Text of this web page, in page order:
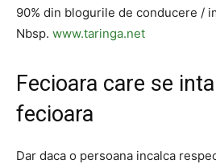
90% din blogurile de conducere /
Nbsp. www.taringa.net
Fecioara care se
fecioara
Dar daca o persoana incalca